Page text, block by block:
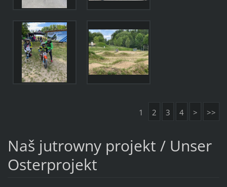
1 2 3 4 > >>
Naš jutrowny projekt / Unser
Osterprojekt